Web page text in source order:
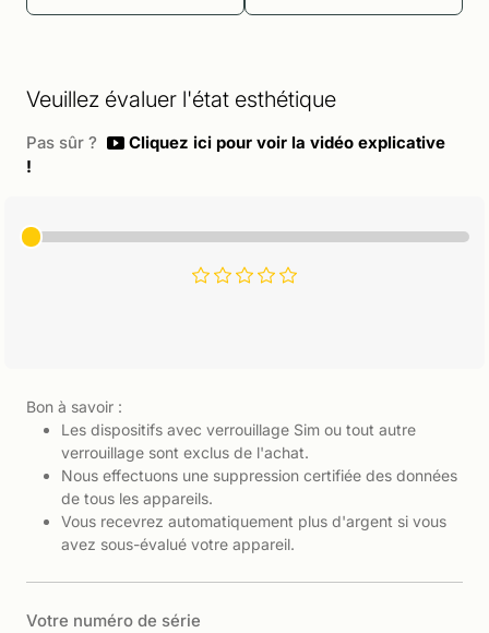
Veuillez évaluer l'état esthétique
Pas sûr ?
Cliquez ici pour voir la vidéo explicative
!
Bon à savoir :
Les dispositifs avec verrouillage Sim ou tout autre
verrouillage sont exclus de l'achat.
Nous effectuons une suppression certifiée des données
de tous les appareils.
Vous recevrez automatiquement plus d'argent si vous
avez sous-évalué votre appareil.
Votre numéro de série